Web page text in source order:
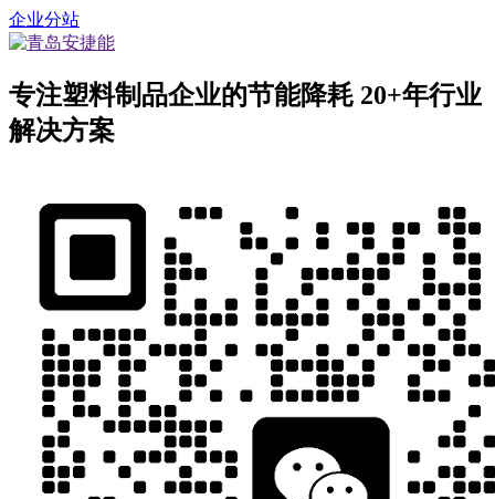
企业分站
专注塑料制品企业的节能降耗 20+年行业
解决方案